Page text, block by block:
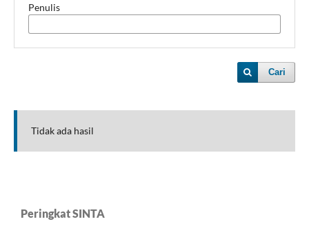
Penulis
Cari
Tidak ada hasil
Peringkat SINTA